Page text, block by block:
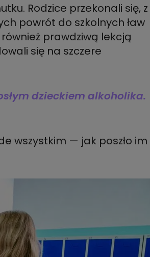
Rodzice przekonali się, z
powrót do szkolnych ław
prawdziwą lekcją
się na szczere
dzieckiem alkoholika.
wszystkim — jak poszło im